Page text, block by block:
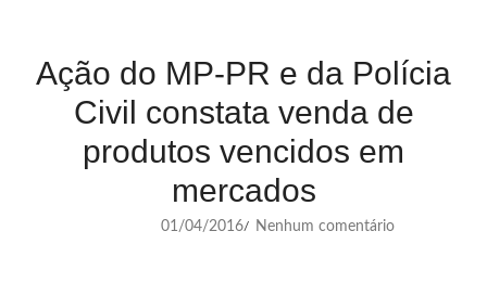
Ação do MP-PR e da Polícia
Civil constata venda de
produtos vencidos em
mercados
01/04/2016/ Nenhum comentário